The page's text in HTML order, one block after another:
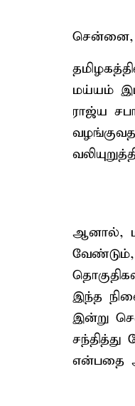
சென்னை,
மய்யம்
ராஜ்ய
ஆனால்,
வேண்டும்,
இந்த
இன்று
என்பதை